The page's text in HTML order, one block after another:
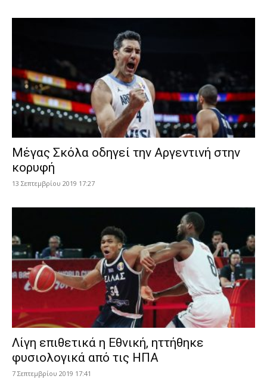
Μέγας Σκόλα οδηγεί την Αργεντινή στην
κορυφή
13 Σεπτεμβρίου 2019 17:27
Λίγη επιθετικά η Εθνική, ηττήθηκε
φυσιολογικά από τις ΗΠΑ
7 Σεπτεμβρίου 2019 17:41